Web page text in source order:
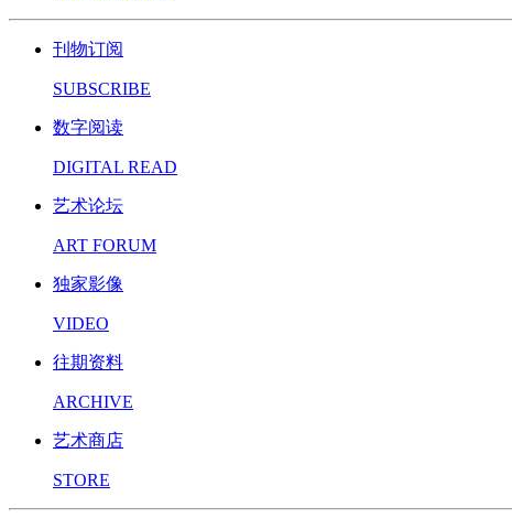
刊物订阅
SUBSCRIBE
数字阅读
DIGITAL READ
艺术论坛
ART FORUM
独家影像
VIDEO
往期资料
ARCHIVE
艺术商店
STORE